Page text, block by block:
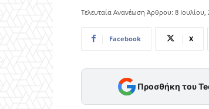
Τελευταία Ανανέωση Άρθρου: 8 Ιουλίου,
Facebook X
Προσθήκη του